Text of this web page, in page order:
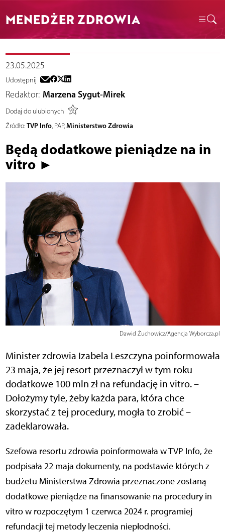
MENEDŻER ZDROWIA
23.05.2025
Udostępnij
Redaktor: Marzena Sygut-Mirek
Dodaj do ulubionych
Źródło: TVP Info, PAP,Ministerstwo Zdrowia
Będą dodatkowe pieniądze na in
vitro ►
Dawid Żuchowicz/Agencja Wyborcza.pl
Minister zdrowia Izabela Leszczyna poinformowała
23 maja, że jej resort przeznaczył w tym roku
dodatkowe 100 mln zł na refundację in vitro. –
Dołożymy tyle, żeby każda para, która chce
skorzystać z tej procedury, mogła to zrobić –
zadeklarowała.
Szefowa resortu zdrowia poinformowała w TVP Info, że
podpisała 22 maja dokumenty, na podstawie których z
budżetu Ministerstwa Zdrowia przeznaczone zostaną
dodatkowe pieniądze na finansowanie na procedury in
vitro w rozpoczętym 1 czerwca 2024 r. programiej
refundacji tej metody leczenia niepłodności.